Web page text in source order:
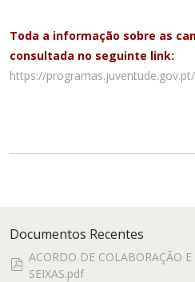
Toda a informação sobre as
consultada no seguinte link:
https://
Documentos Recentes
pdf
ACORDO DE COLABORAÇÃO
SEIXAS.pdf